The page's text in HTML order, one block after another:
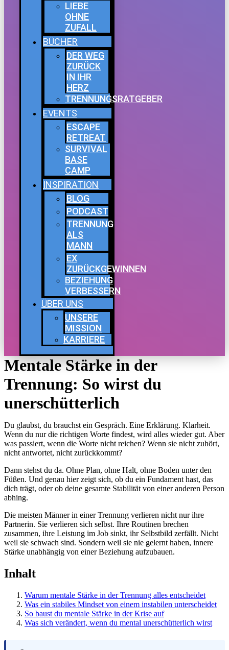
LIEBE
OHNE
ZUFALL
BÜCHER
DER WEG
ZURÜCK
IN IHR
HERZ
TRENNUNGSRATGEBER
EVENTS
ESCAPE
RETREAT
SURVIVAL
BASE
CAMP
INSPIRATION
BLOG
PODCAST
TRENNUNG
ALS
MANN
EX
ZURÜCKGEWINNEN
BEZIEHUNG
VERBESSERN
ÜBER UNS
UNSERE
MISSION
KARRIERE
Mentale Stärke in der
Trennung: So wirst du
unerschütterlich
Du glaubst, du brauchst ein Gespräch. Eine Erklärung. Klarheit.
Wenn du nur die richtigen Worte findest, wird alles wieder gut. Aber
was passiert, wenn die Worte nicht reichen? Wenn sie nicht zuhört,
nicht antwortet, nicht zurückkommt?
Dann stehst du da. Ohne Plan, ohne Halt, ohne Boden unter den
Füßen. Und genau hier zeigt sich, ob du ein Fundament hast, das
dich trägt, oder ob deine gesamte Stabilität von einer anderen Person
abhing.
Die meisten Männer in einer Trennung verlieren nicht nur ihre
Partnerin. Sie verlieren sich selbst. Ihre Routinen brechen
zusammen, ihre Leistung im Job sinkt, ihr Selbstbild zerfällt. Nicht
weil sie schwach sind. Sondern weil sie nie gelernt haben, innere
Stärke unabhängig von einer Beziehung aufzubauen.
Inhalt
Warum mentale Stärke in der Trennung alles entscheidet
Was ein stabiles Mindset von einem instabilen unterscheidet
So baust du mentale Stärke in der Krise auf
Was sich verändert, wenn du mental unerschütterlich wirst